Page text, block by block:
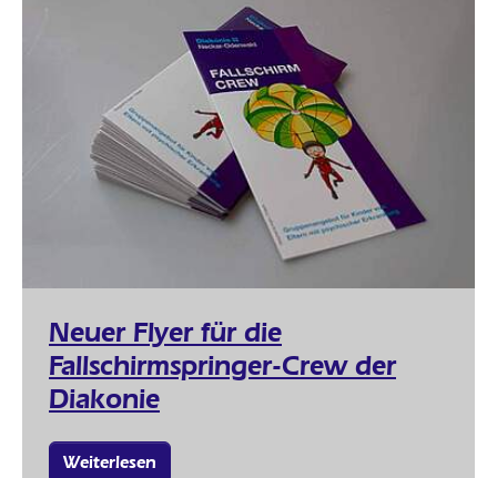
Neuer Flyer für die
Fallschirmspringer-Crew der
Diakonie
Weiterlesen